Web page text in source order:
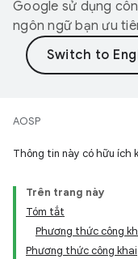
Google sử dụng
ngôn ngữ bạn ưu
AOSP
Thông tin này có hữu ích
Trên trang này
Tóm tắt
Phương thức công
Phương thức công khai